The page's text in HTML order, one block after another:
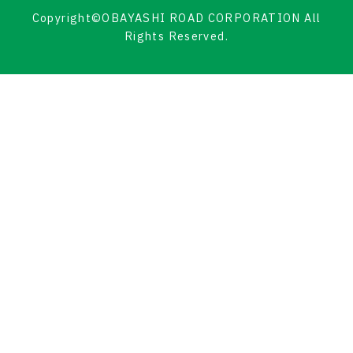
Copyright©OBAYASHI ROAD CORPORATION All
Rights Reserved.